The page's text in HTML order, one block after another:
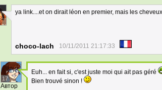
ya link....et on dirait léon en premier, mais les
choco-lach 10/11/2011 21:17:33
17
Автор
Euh... en fait si, c'est juste moi qui ait pas géré
Bien trouvé sinon !